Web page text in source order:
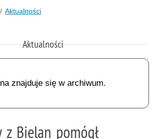
Aktualności
Aktualności
znajduje się w archiwum.
z Bielan pomógł